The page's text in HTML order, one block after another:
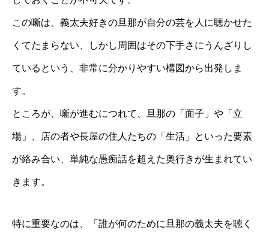
この噺は、義太夫好きの旦那が自分の芸を人に聴かせた
くてたまらない、しかし周囲はその下手さにうんざりし
ているという、非常に分かりやすい構図から出発しま
す。
ところが、噺が進むにつれて、旦那の「面子」や「立
場」、店の者や長屋の住人たちの「生活」といった要素
が絡み合い、単純な愚痴話を超えた奥行きが生まれてい
きます。
特に重要なのは、「誰が何のために旦那の義太夫を聴く